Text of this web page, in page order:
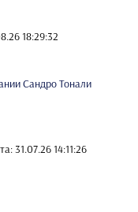
18:29:32
Сандро Тонали
31.07.26 14:11:26